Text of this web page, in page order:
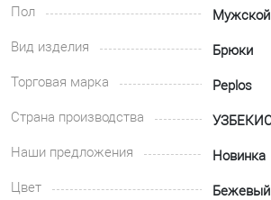
Пол
Мужской
Вид изделия
Брюки
Торговая марка
Peplos
Страна производства
Наши предложения
Новинка
Цвет
Бежевый